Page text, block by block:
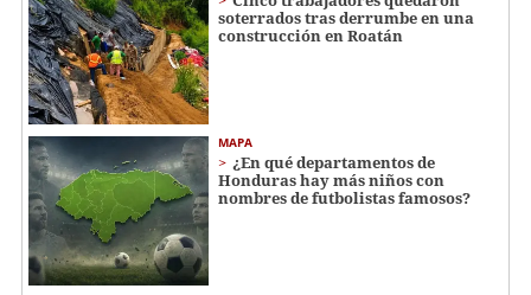
soterrados tras derrumbe en una
construcción en Roatán
MAPA
¿En qué departamentos de
Honduras hay más niños con
nombres de futbolistas famosos?